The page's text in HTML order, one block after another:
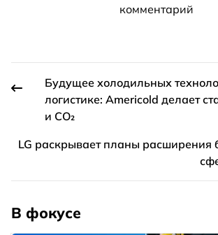
комментарий
Будущее холодильных
логистике: Americold делает
и CO₂
LG раскрывает планы расширения
В фокусе